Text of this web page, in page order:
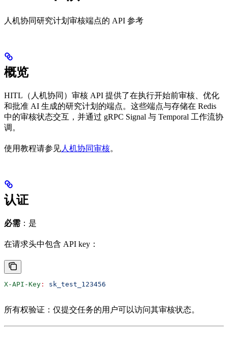
人机协同研究计划审核端点的 API 参考
概览
HITL（人机协同）审核 API 提供了在执行开始前审核、优化
和批准 AI 生成的研究计划的端点。这些端点与存储在 Redis
中的审核状态交互，并通过 gRPC Signal 与 Temporal 工作流协
调。
使用教程请参见人机协同审核。
认证
必需 ：是
在请求头中包含 API key：
X-API-Key : sk_test_123456
所有权验证：仅提交任务的用户可以访问其审核状态。